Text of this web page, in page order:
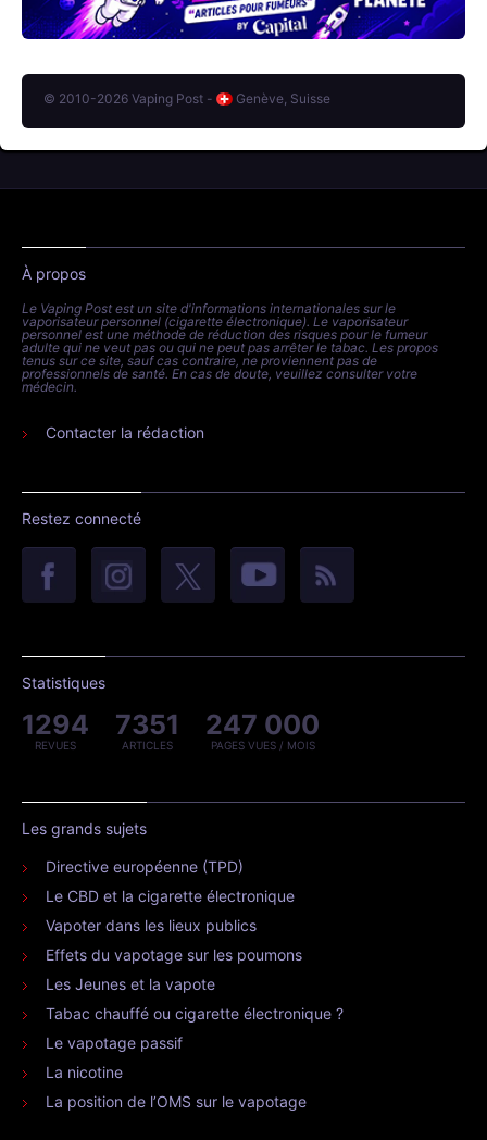
© 2010-2026 Vaping Post - Genève, Suisse
À propos
Le Vaping Post est un site d'informations internationales sur le
vaporisateur personnel (cigarette électronique). Le vaporisateur
personnel est une méthode de réduction des risques pour le fumeur
adulte qui ne veut pas ou qui ne peut pas arrêter le tabac. Les propos
tenus sur ce site, sauf cas contraire, ne proviennent pas de
professionnels de santé. En cas de doute, veuillez consulter votre
médecin.
Contacter la rédaction
Restez connecté
Statistiques
1294
REVUES
7351
ARTICLES
247 000
PAGES VUES / MOIS
Les grands sujets
Directive européenne (TPD)
Le CBD et la cigarette électronique
Vapoter dans les lieux publics
Effets du vapotage sur les poumons
Les Jeunes et la vapote
Tabac chauffé ou cigarette électronique ?
Le vapotage passif
La nicotine
La position de l’OMS sur le vapotage